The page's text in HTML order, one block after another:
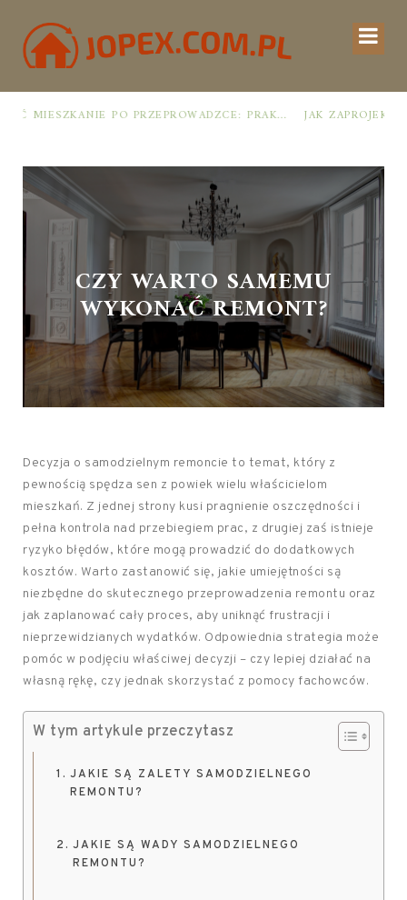
JAK URZĄDZIĆ MIESZKANIE PO PRZEPROWADZCE: PRAKTYCZNY PLAN OD ROZPAKOWANIA DO PRZYTULNEJ PRZESTRZENI JAK ZAPROJEKTOWAĆ MIESZKANIE ŁATWE DO UTRZYMANIA W PORZĄDKU: PRAKTYCZNE ZASADY I SPRAWDZONE TRIKI
CZY WARTO SAMEMU
WYKONAĆ REMONT?
Decyzja o samodzielnym remoncie to temat, który z
pewnością spędza sen z powiek wielu właścicielom
mieszkań. Z jednej strony kusi pragnienie oszczędności i
pełna kontrola nad przebiegiem prac, z drugiej zaś istnieje
ryzyko błędów, które mogą prowadzić do dodatkowych
kosztów. Warto zastanowić się, jakie umiejętności są
niezbędne do skutecznego przeprowadzenia remontu oraz
jak zaplanować cały proces, aby uniknąć frustracji i
nieprzewidzianych wydatków. Odpowiednia strategia może
pomóc w podjęciu właściwej decyzji – czy lepiej działać na
własną rękę, czy jednak skorzystać z pomocy fachowców.
W tym artykule przeczytasz
JAKIE SĄ ZALETY SAMODZIELNEGO
REMONTU?
JAKIE SĄ WADY SAMODZIELNEGO
REMONTU?